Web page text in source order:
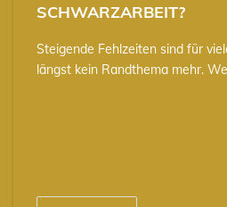
SCHWARZARBEIT?
Steigende Fehlzeiten sind für
längst kein Randthema mehr.